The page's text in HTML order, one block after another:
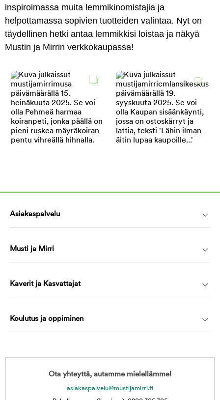
inspiroimassa muita lemmikinomistajia ja
helpottamassa sopivien tuotteiden valintaa. Nyt on
täydellinen hetki antaa lemmikkisi loistaa ja näkyä
Mustin ja Mirrin verkkokaupassa!
Asiakaspalvelu
Musti ja Mirri
Kaverit ja Kasvattajat
Koulutus ja oppiminen
Ota yhteyttä, autamme mielellämme!
asiakaspalvelu@mustijamirri.fi